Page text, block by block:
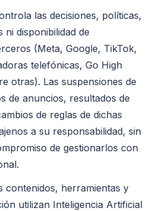
las decisiones, políticas,
ni disponibilidad de
(Meta, Google, TikTok,
telefónicas, Go High
otras). Las suspensiones de
de anuncios, resultados de
de reglas de dichas
a su responsabilidad, sin
de gestionarlos con
contenidos, herramientas y
utilizan Inteligencia Artificial